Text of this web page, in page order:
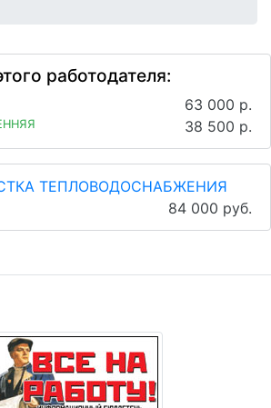
работодателя:
63 000 р.
38 500 р.
ТЕПЛОВОДОСНАБЖЕНИЯ
84 000 руб.